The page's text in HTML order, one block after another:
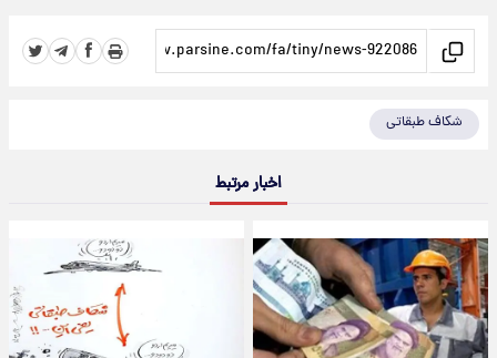
شکاف طبقاتی
اخبار مرتبط